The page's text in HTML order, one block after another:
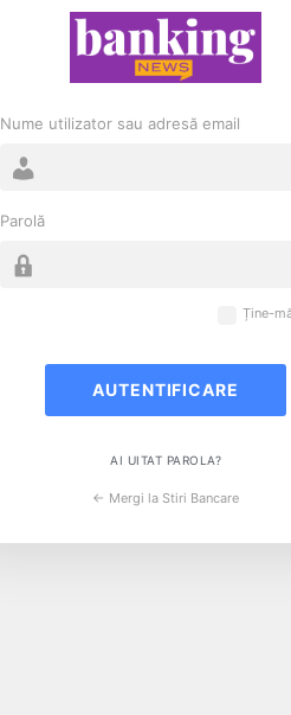
Nume utilizator sau adresă email
Parolă
Ține-
AI UITAT PAROLA?
← Mergi la Stiri Bancare